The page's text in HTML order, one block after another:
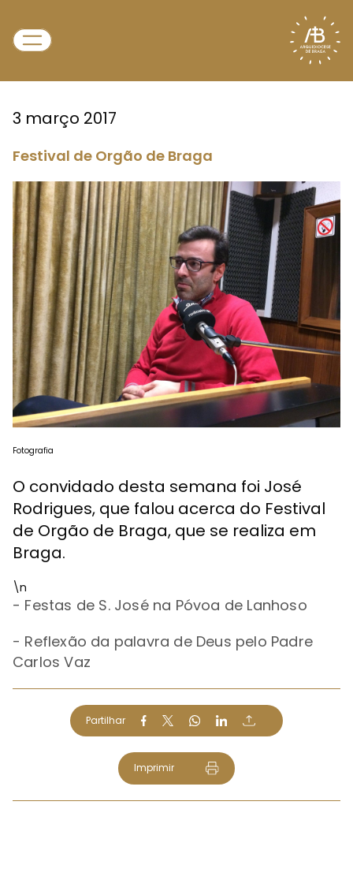
3 março 2017
Festival de Orgão de Braga
Fotografia
O convidado desta semana foi José
Rodrigues, que falou acerca do Festival
de Orgão de Braga, que se realiza em
Braga.
\n
- Festas de S. José na Póvoa de Lanhoso
- Reflexão da palavra de Deus pelo Padre
Carlos Vaz
Partilhar
Imprimir